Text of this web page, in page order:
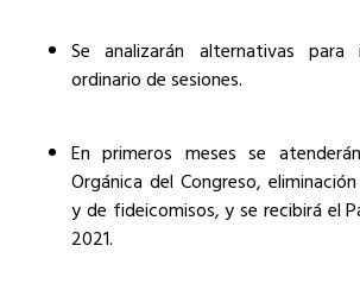
Se analizarán alternativas
ordinario de sesiones.
En primeros meses se
Orgánica del Congreso,
y de fideicomisos, y se recibirá el
2021.